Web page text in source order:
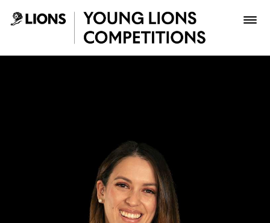
Saltar al contenido principal
Inscribir
Boletería